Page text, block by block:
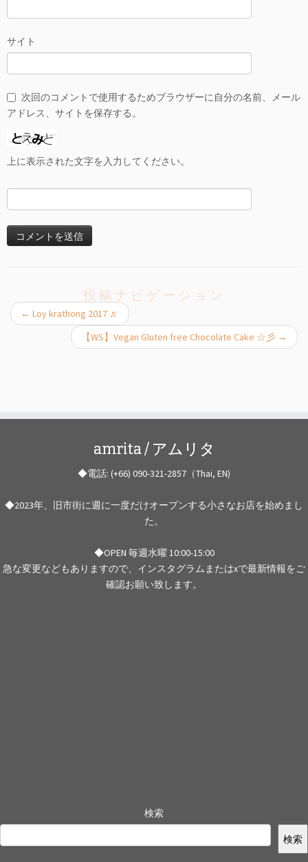
サイト
次回のコメントで使用するためブラウザーに自分の名前、メール
アドレス、サイトを保存する。
上に表示された文字を入力してください。
投稿ナビゲーション
← Loy krathong 2017 ♬
【WS】Vegan Gluten free Chocolate Cake ☆彡 →
amrita / アムリタ
◆電話: (+66) 090-321-2857（Thai, EN)
◆2023年、旧市街に週に一度だけオープンする小さなお店を始めまし
た。
◆OPEN 毎週水曜 10:00-15:00
急な変更などもありますので、インスタグラムまたはxで最新情報をご
確認お願い致します。
検索
検索